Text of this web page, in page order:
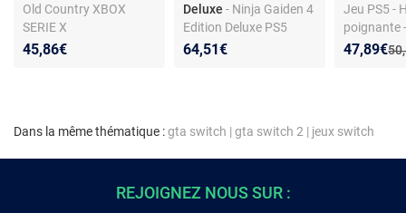
Old Country XBOX
SERIE X
45,86€
Deluxe- Ninja Gaiden 4
Edition Deluxe PS5
64,51€
Jeu PS5 -
poignante
Nouveau
47,89€
Dans la même thématique :gta switch | gta switch 2 | jeux switch
REJOIGNEZ NOUS SUR :